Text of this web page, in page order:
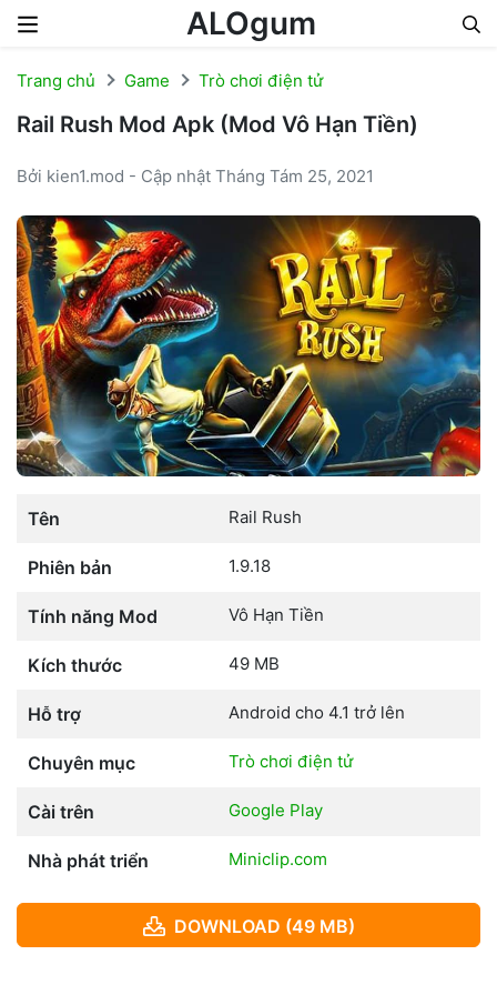
ALOgum
Trang chủ Game Trò chơi điện tử
Rail Rush Mod Apk (Mod Vô Hạn Tiền)
Bởi kien1.mod - Cập nhật Tháng Tám 25, 2021
Tên Rail Rush
Phiên bản 1.9.18
Tính năng Mod Vô Hạn Tiền
Kích thước 49 MB
Hỗ trợ Android cho 4.1 trở lên
Chuyên mục Trò chơi điện tử
Cài trên Google Play
Nhà phát triển Miniclip.com
DOWNLOAD (49 MB)